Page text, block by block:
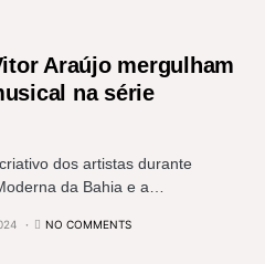
Araújo mergulham
na série
dos artistas durante
da Bahia e a…
NO COMMENTS